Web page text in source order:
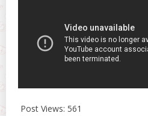
Post Views: 561